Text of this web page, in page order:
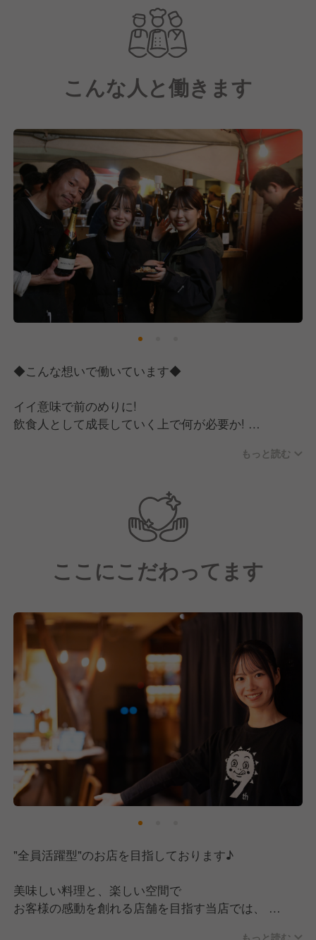
その炭火焼き料理を中心に、様々な料理を提供するお
季節ごとに旬の野菜や鮮魚を仕入れ、自分たちで新た
なメニューも開発します。
厳選するなど「美味しい」にとことんこだわります!!
こんな人と働きます
◆こんな想いで働いています◆
イイ意味で前のめりに!
飲食人として成長していく上で何が必要か!
より良いお店、よりお客様に喜んでいただく事を目指
より美味しい料理を追求すると、自然と食材の事、飲
食業の事に詳しくなります!
そこを突き詰めていく事で、1からお店を創り、繁盛
チャンスに貪欲に、どんどんキャリアアップを目指し
ていく事をやりがいに、スタッフ一丸となって日々取
り組んでおります!!
もっと読む
ここにこだわってます
"全員活躍型"のお店を目指しております♪
美味しい料理と、楽しい空間で
お客様の感動を創れる店舗を目指す当店では、
もっと読む